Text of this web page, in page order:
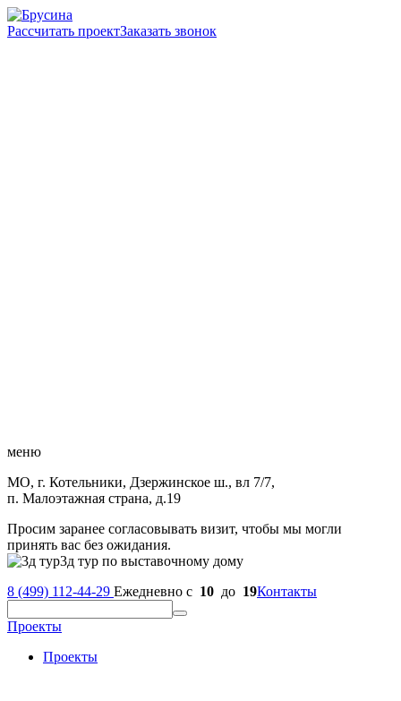
Рассчитать проектЗаказать звонок
меню
МО, г. Котельники, Дзержинское ш., вл 7/7,
п. Малоэтажная страна, д.19
Просим заранее согласовывать визит, чтобы мы могли
принять вас без ожидания.
3д тур по выставочному дому
8 (499) 112-44-29 Ежедневно с 10 до 19Контакты
Проекты
Проекты